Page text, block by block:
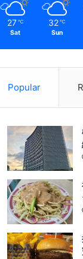
27 ℃
Sat
32 ℃
Sun
Popular